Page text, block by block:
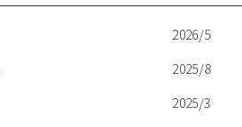
2026/5
2025/8
2025/3